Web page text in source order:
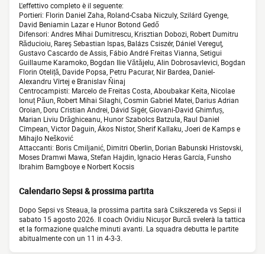
L'effettivo completo è il seguente:
Portieri: Florin Daniel Zaha, Roland-Csaba Niczuly, Szilárd Gyenge,
David Beniamin Lazar e Hunor Botond Gedő
Difensori: Andres Mihai Dumitrescu, Krisztian Dobozi, Robert Dumitru
Răducioiu, Rareş Sebastian Ispas, Balázs Csiszér, Dániel Vereguț,
Gustavo Cascardo de Assis, Fábio André Freitas Vianna, Setigui
Guillaume Karamoko, Bogdan Ilie Vătăjelu, Alin Dobrosavlevici, Bogdan
Florin Oteliță, Davide Popsa, Petru Pacurar, Nir Bardea, Daniel-
Alexandru Vîrtej e Branislav Ňinaj
Centrocampisti: Marcelo de Freitas Costa, Aboubakar Keita, Nicolae
Ionuț Păun, Robert Mihai Silaghi, Cosmin Gabriel Matei, Darius Adrian
Oroian, Doru Cristian Andrei, Dávid Sigér, Giovani-David Ghimfuș,
Marian Liviu Drăghiceanu, Hunor Szabolcs Batzula, Raul Daniel
Cîmpean, Victor Daguin, Ákos Nistor, Sherif Kallaku, Joeri de Kamps e
Mihajlo Nešković
Attaccanti: Boris Cmiljanić, Dimitri Oberlin, Dorian Babunski Hristovski,
Moses Dramwi Mawa, Stefan Hajdin, Ignacio Heras García, Funsho
Ibrahim Bamgboye e Norbert Kocsis
Calendario Sepsi & prossima partita
Dopo Sepsi vs Steaua, la prossima partita sarà Csikszereda vs Sepsi il
sabato 15 agosto 2026. Il coach Ovidiu Nicuşor Burcă svelerà la tattica
et la formazione qualche minuti avanti. La squadra debutta le partite
abitualmente con un 11 in 4-3-3.